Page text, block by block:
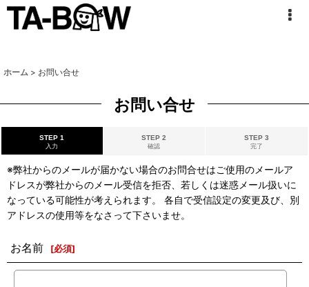
ホーム > お問い合せ
お問い合せ
STEP 1
入力
STEP 2
確認
STEP 3
完了
※弊社からのメールが届かない場合のお問合せはご使用のメールア
ドレスが弊社からのメール受信を拒否、若しくは迷惑メール扱いに
なっている可能性が考えられます。 各自で受信設定の変更及び、別
アドレスの使用等をなさって下さいませ。
お名前 [必須]